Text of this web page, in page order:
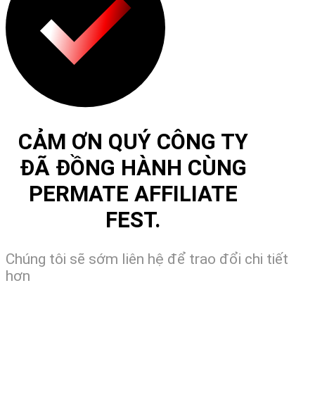
CẢM ƠN QUÝ CÔNG TY
ĐÃ ĐỒNG HÀNH CÙNG
PERMATE AFFILIATE
FEST.
Chúng tôi sẽ sớm liên hệ để trao đổi chi tiết
hơn